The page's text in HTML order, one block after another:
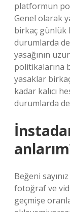
platformun
Genel olarak
birkaç günlük
durumlarda
yasağının
politikalarına
yasaklar
kadar kalıcı
durumlarda
Beğeni
fotoğraf ve
geçmişe